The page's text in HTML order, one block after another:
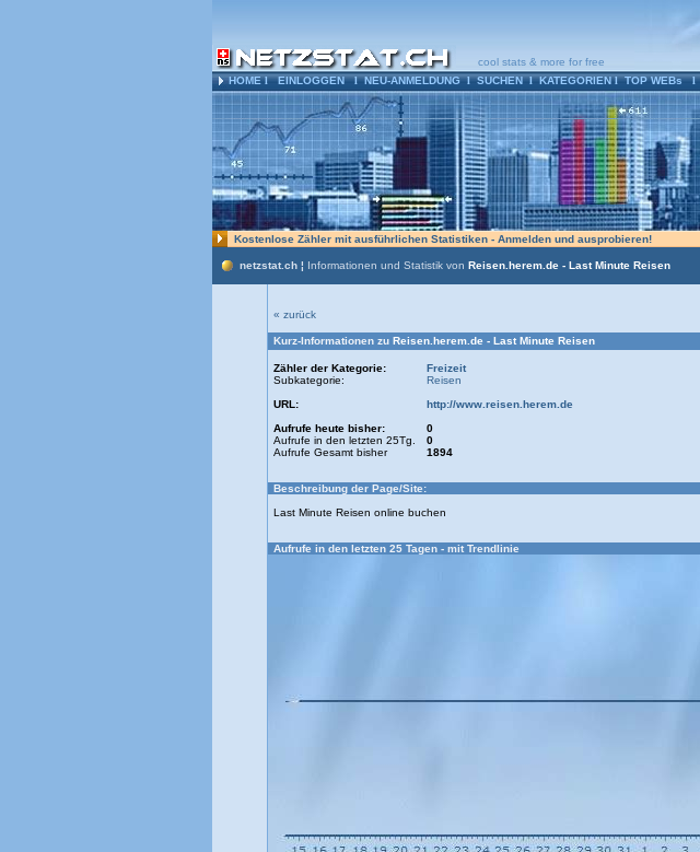
cool stats & more for free
HOME l EINLOGGEN l NEU-ANMELDUNG l SUCHEN lKATEGORIEN lTOP WEBs l
Kostenlose Zähler mit ausführlichen Statistiken - Anmelden und ausprobieren!
netzstat.ch ¦ Informationen und Statistik von Reisen.herem.de - Last Minute Reisen
« zurück
Kurz-Informationen zu Reisen.herem.de - Last Minute Reisen
Zähler der Kategorie:
Freizeit
Subkategorie:
Reisen
URL:
http://www.reisen.herem.de
Aufrufe heute bisher:
0
Aufrufe in den letzten 25Tg.
0
Aufrufe Gesamt bisher
1894
Beschreibung der Page/Site:
Last Minute Reisen online buchen
Aufrufe in den letzten 25 Tagen - mit Trendlinie